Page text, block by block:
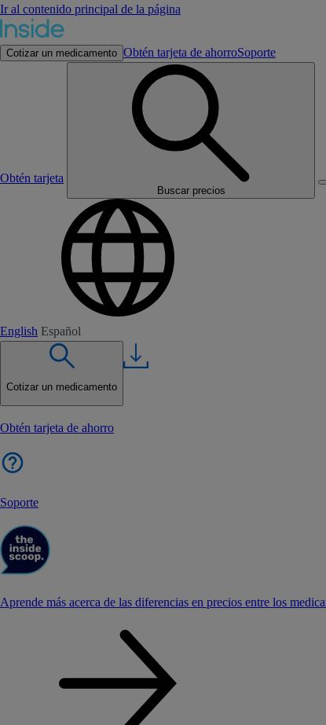
Ir al contenido principal de la página
Cotizar un medicamento Obtén tarjeta de ahorroSoporte
Obtén tarjeta
Buscar precios
English Español
Cotizar un medicamento
Obtén tarjeta de ahorro
Soporte
Aprende más acerca de las diferencias en precios entre los